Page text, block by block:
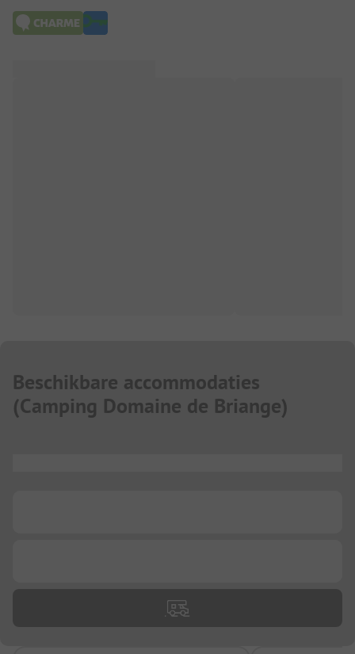
Beschikbare accommodaties
(Camping Domaine de Briange)